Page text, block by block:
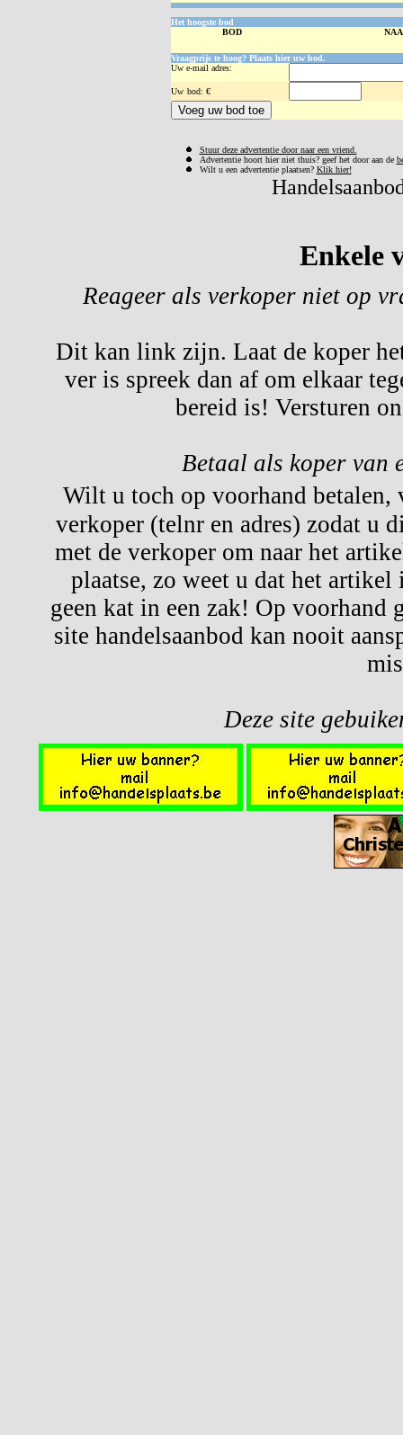
Het hoogste bod
BOD
Vraagprijs te hoog? Plaats hier uw bod.
Uw e-mail adres:
Uw bod: €
Stuur deze advertentie door naar een vriend.
Advertentie hoort hier niet thuis? geef het door aan de
Wilt u een advertentie plaatsen? Klik hier!
Enkele
Reageer als verkoper niet op
Dit kan link zijn. Laat de koper
ver is spreek dan af om elkaar
bereid is! Versturen
Betaal als koper van
Wilt u toch op voorhand
verkoper (telnr en adres) zodat u
met de verkoper om naar het
plaatse, zo weet u dat het artikel
geen kat in een zak! Op
site handelsaanbod kan nooit
Deze site